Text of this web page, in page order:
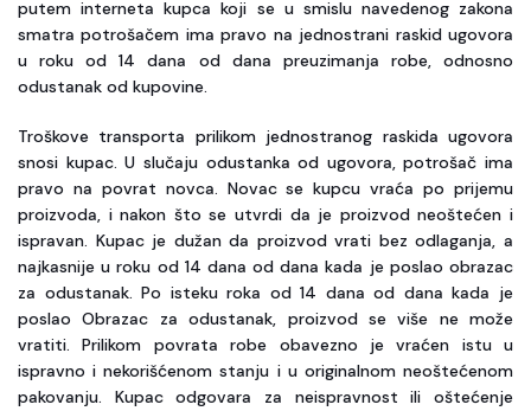
putem interneta kupca koji se u smislu navedenog zakona
smatra potrošačem ima pravo na jednostrani raskid ugovora
u roku od 14 dana od dana preuzimanja robe, odnosno
odustanak od kupovine.
Troškove transporta prilikom jednostranog raskida ugovora
snosi kupac. U slučaju odustanka od ugovora, potrošač ima
pravo na povrat novca. Novac se kupcu vraća po prijemu
proizvoda, i nakon što se utvrdi da je proizvod neoštećen i
ispravan. Kupac je dužan da proizvod vrati bez odlaganja, a
najkasnije u roku od 14 dana od dana kada je poslao obrazac
za odustanak. Po isteku roka od 14 dana od dana kada je
poslao Obrazac za odustanak, proizvod se više ne može
vratiti. Prilikom povrata robe obavezno je vraćen istu u
ispravno i nekorišćenom stanju i u originalnom neoštećenom
pakovanju. Kupac odgovara za neispravnost ili oštećenje